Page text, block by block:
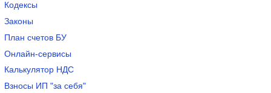
Кодексы
Законы
План счетов БУ
Онлайн-сервисы
Калькулятор НДС
Взносы ИП "за себя"